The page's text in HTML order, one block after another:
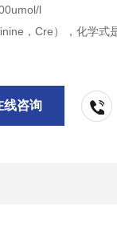
l
，Cre），化学式
研实验用，不做其它用
线咨询